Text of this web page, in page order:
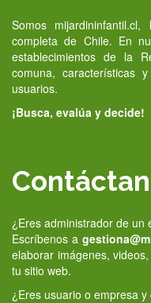
Somos
completa de Chile. En
establecimientos de la
comuna, características
usuarios.
¡Busca, evalúa y decide!
¿Eres administrador de un
Escríbenos a
elaborar imágenes,
tu sitio web.
¿Eres usuario o empresa